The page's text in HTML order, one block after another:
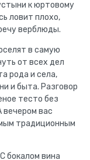
к юртовому
ловит плохо,
верблюды.
в самую
от всех дел
рода и села,
и быта. Разговор
тесто без
вечером вас
традиционным
бокалом вина